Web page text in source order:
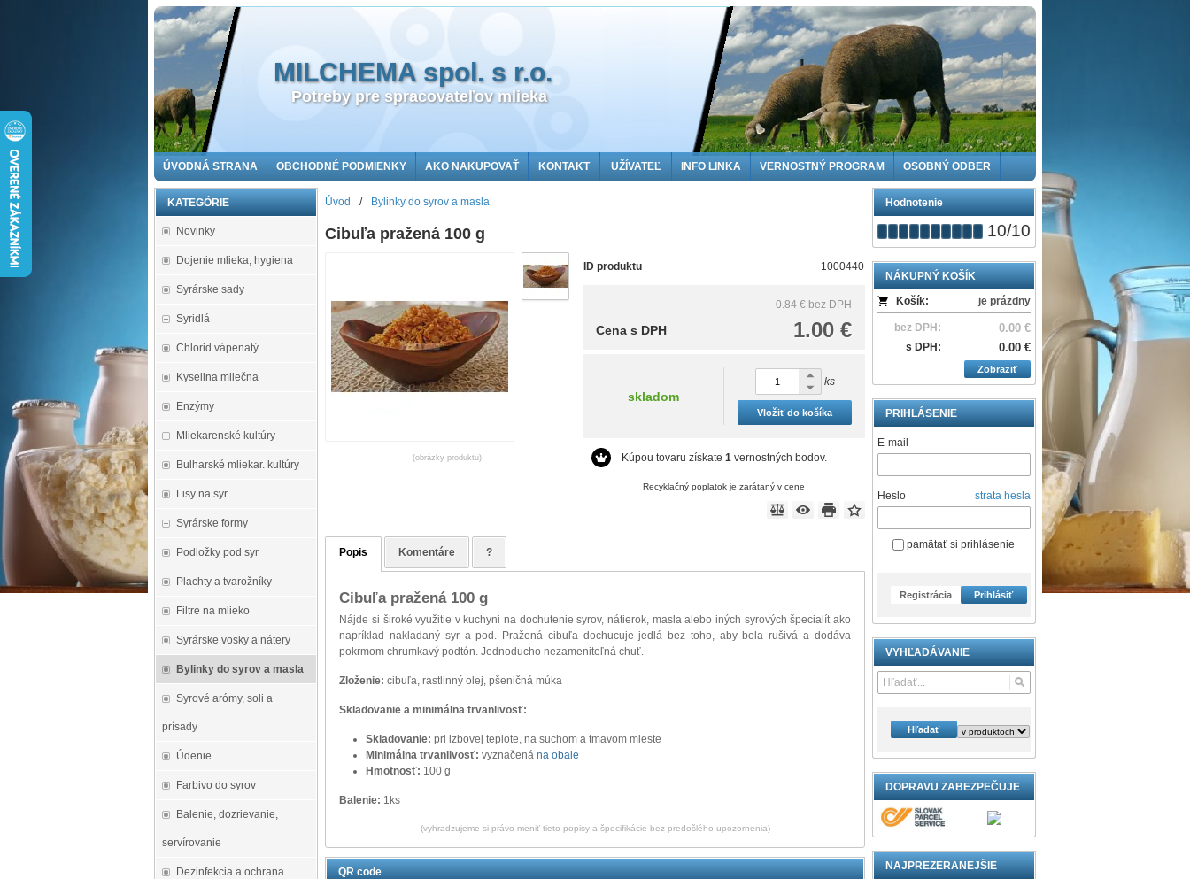
MILCHEMA spol. s r.o.
Potreby pre spracovateľov mlieka
ÚVODNÁ STRANA OBCHODNÉ PODMIENKY AKO NAKUPOVAŤ KONTAKT UŽÍVATEĽ INFO LINKA VERNOSTNÝ PROGRAM OSOBNÝ ODBER
KATEGÓRIE
Novinky
Dojenie mlieka, hygiena
Syrárske sady
Syridlá
Chlorid vápenatý
Kyselina mliečna
Enzýmy
Mliekarenské kultúry
Bulharské mliekar. kultúry
Lisy na syr
Syrárske formy
Podložky pod syr
Plachty a tvarožníky
Filtre na mlieko
Syrárske vosky a nátery
Bylinky do syrov a masla
Syrové arómy, soli a
prísady
Údenie
Farbivo do syrov
Balenie, dozrievanie,
servírovanie
Dezinfekcia a ochrana
Hodnotenie
10/10
NÁKUPNÝ KOŠÍK
Košík:
je prázdny
bez DPH: 0.00 €
s DPH: 0.00 €
Zobraziť
PRIHLÁSENIE
E-mail
Heslo strata hesla
pamätať si prihlásenie
Registrácia Prihlásiť
VYHĽADÁVANIE
Hľadať
DOPRAVU ZABEZPEČUJE
NAJPREZERANEJŠIE
Úvod / Bylinky do syrov a masla
Cibuľa pražená 100 g
(obrázky produktu)
ID produktu 1000440
0.84 € bez DPH
1.00 €
Cena s DPH
skladom
ks
Vložiť do košíka
Kúpou tovaru získate1 vernostných bodov.
Recyklačný poplatok je zarátaný v cene
Popis Komentáre ?
Cibuľa pražená 100 g
Nájde si široké využitie v kuchyni na dochutenie syrov, nátierok, masla alebo iných syrových špecialít ako
napríklad nakladaný syr a pod. Pražená cibuľa dochucuje jedlá bez toho, aby bola rušivá a dodáva
pokrmom chrumkavý podtón. Jednoducho nezameniteľná chuť.
Zloženie:cibuľa, rastlinný olej, pšeničná múka
Skladovanie a minimálna trvanlivosť:
Skladovanie: pri izbovej teplote, na suchom a tmavom mieste
Minimálna trvanlivosť: vyznačenána obale
Hmotnosť: 100 g
Balenie: 1ks
(vyhradzujeme si právo meniť tieto popisy a špecifikácie bez predošlého upozornenia)
QR code